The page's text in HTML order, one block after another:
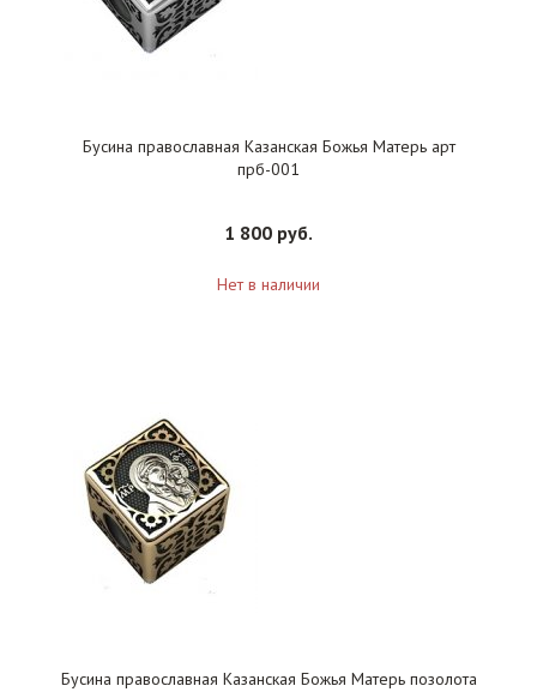
Бусина православная Казанская Божья Матерь арт
прб-001
1 800 руб.
Нет в наличии
Бусина православная Казанская Божья Матерь позолота